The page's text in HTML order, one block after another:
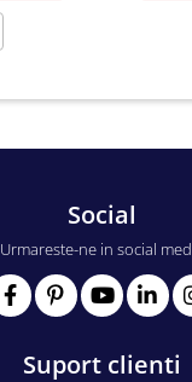
Social
Urmareste-ne in social
Suport clienti